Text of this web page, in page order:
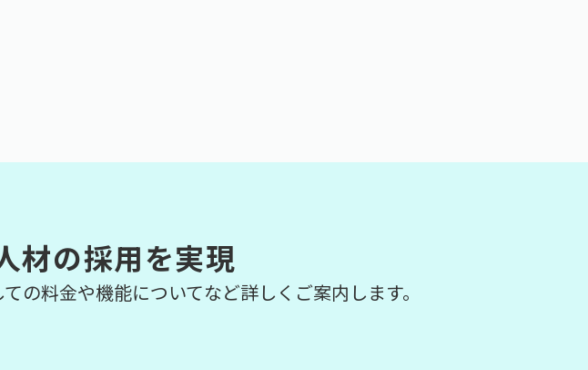
材の採用を実現
の料金や機能についてなど詳しくご案内します。